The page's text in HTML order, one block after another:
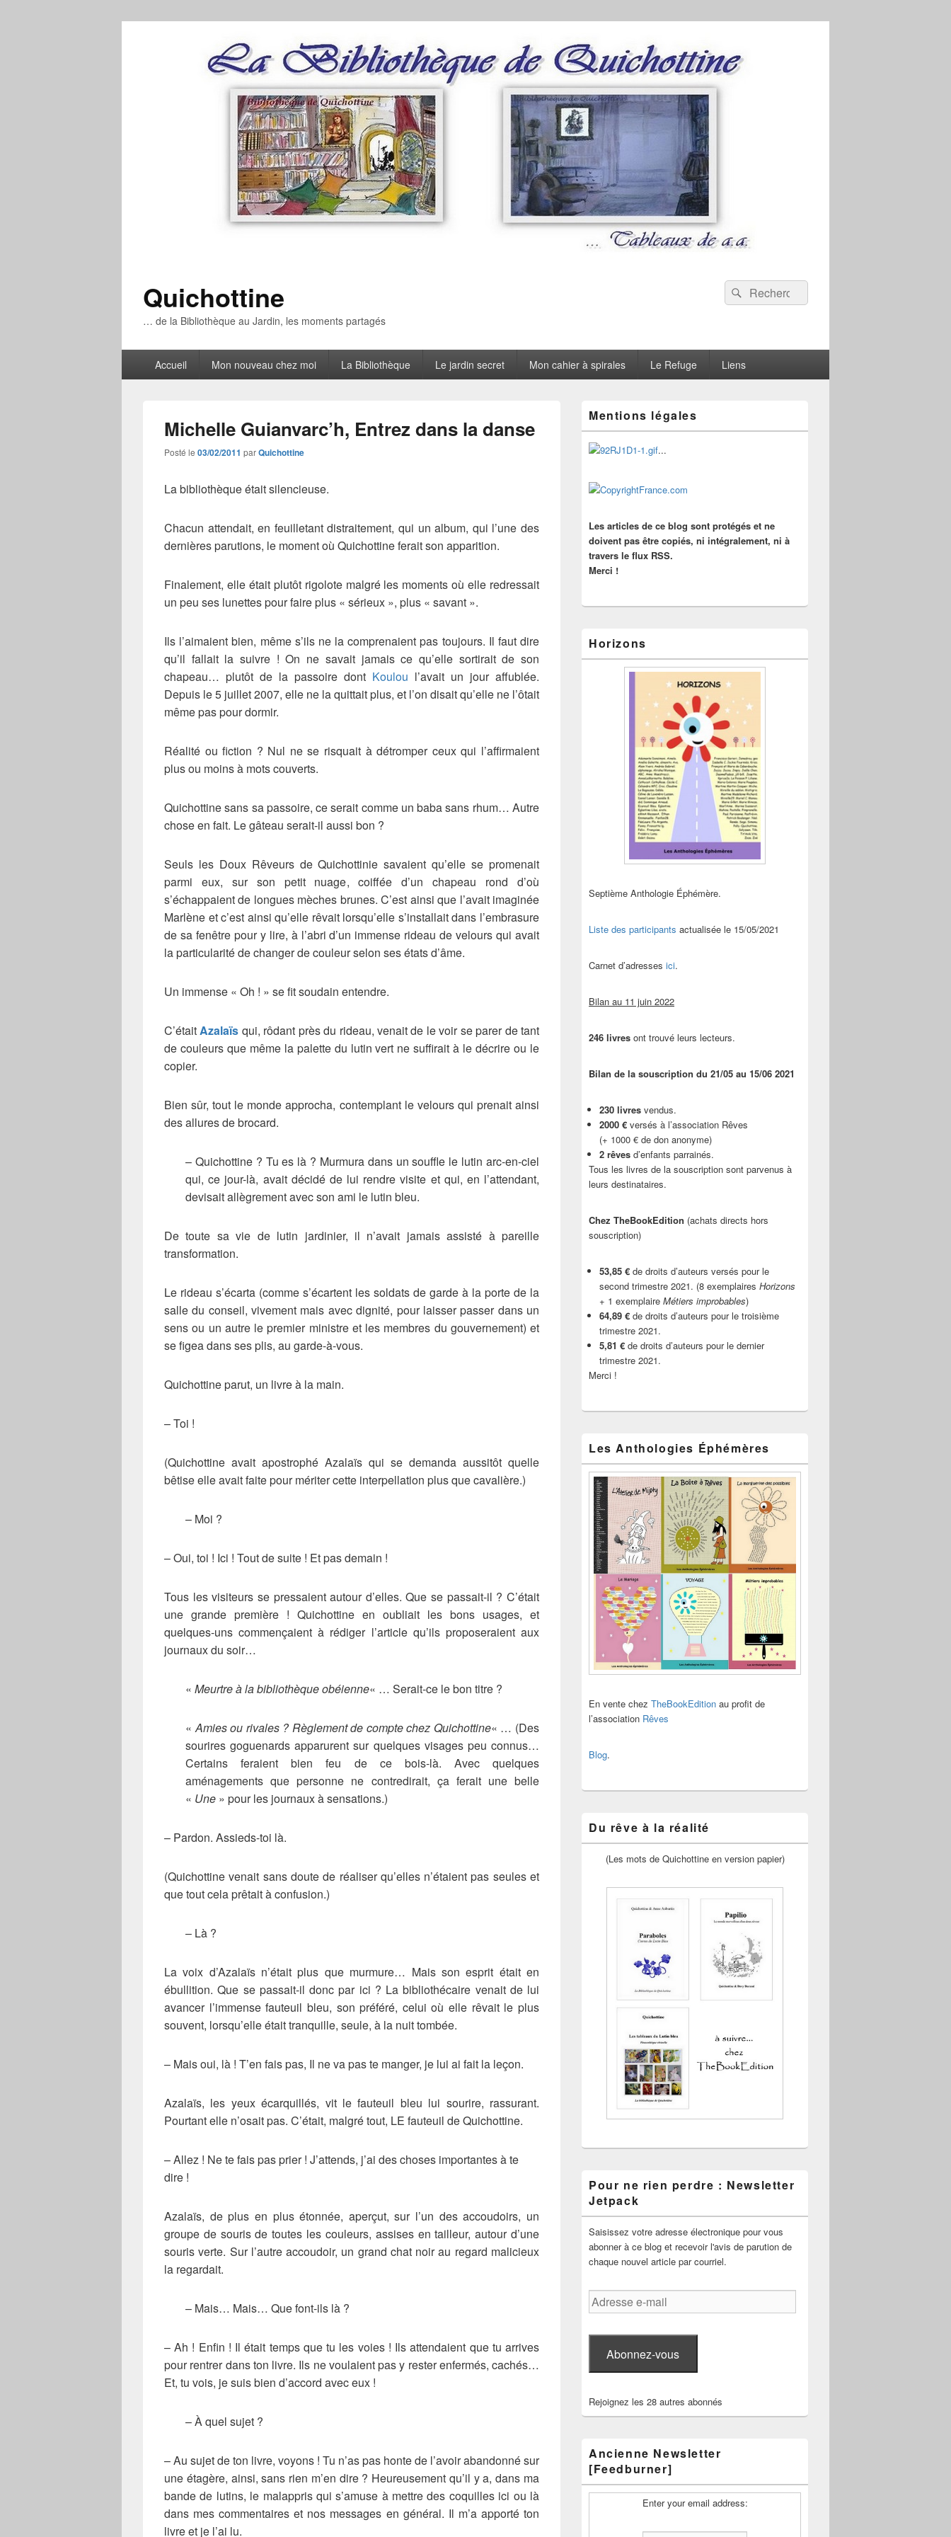
Quichottine
… de la Bibliothèque au Jardin, les moments partagés
Recherche :
Rechercher
principalAccueil Mon nouveau chez moi La Bibliothèque Le jardin secret Mon cahier à spirales Le Refuge Liens
Michelle Guianvarc’h, Entrez dans la danse
Posté le 03/02/2011 parQuichottine
La bibliothèque était silencieuse.
Chacun attendait, en feuilletant distraitement, qui un album, qui l’une des
dernières parutions, le moment où Quichottine ferait son apparition.
Finalement, elle était plutôt rigolote malgré les moments où elle redressait
un peu ses lunettes pour faire plus « sérieux », plus « savant ».
Ils l’aimaient bien, même s’ils ne la comprenaient pas toujours. Il faut dire
qu’il fallait la suivre ! On ne savait jamais ce qu’elle sortirait de son
chapeau… plutôt de la passoire dont Koulou l’avait un jour affublée.
Depuis le 5 juillet 2007, elle ne la quittait plus, et l’on disait qu’elle ne l’ôtait
même pas pour dormir.
Réalité ou fiction ? Nul ne se risquait à détromper ceux qui l’affirmaient
plus ou moins à mots couverts.
Quichottine sans sa passoire, ce serait comme un baba sans rhum… Autre
chose en fait. Le gâteau serait-il aussi bon ?
Seuls les Doux Rêveurs de Quichottinie savaient qu’elle se promenait
parmi eux, sur son petit nuage, coiffée d’un chapeau rond d’où
s’échappaient de longues mèches brunes. C’est ainsi que l’avait imaginée
Marlène et c’est ainsi qu’elle rêvait lorsqu’elle s’installait dans l’embrasure
de sa fenêtre pour y lire, à l’abri d’un immense rideau de velours qui avait
la particularité de changer de couleur selon ses états d’âme.
Un immense « Oh ! » se fit soudain entendre.
C’étaitAzalaïs qui, rôdant près du rideau, venait de le voir se parer de tant
de couleurs que même la palette du lutin vert ne suffirait à le décrire ou le
copier.
Bien sûr, tout le monde approcha, contemplant le velours qui prenait ainsi
des allures de brocard.
– Quichottine ? Tu es là ? Murmura dans un souffle le lutin arc-en-ciel
qui, ce jour-là, avait décidé de lui rendre visite et qui, en l’attendant,
devisait allègrement avec son ami le lutin bleu.
De toute sa vie de lutin jardinier, il n’avait jamais assisté à pareille
transformation.
Le rideau s’écarta (comme s’écartent les soldats de garde à la porte de la
salle du conseil, vivement mais avec dignité, pour laisser passer dans un
sens ou un autre le premier ministre et les membres du gouvernement) et
se figea dans ses plis, au garde-à-vous.
Quichottine parut, un livre à la main.
– Toi !
(Quichottine avait apostrophé Azalaïs qui se demanda aussitôt quelle
bêtise elle avait faite pour mériter cette interpellation plus que cavalière.)
– Moi ?
– Oui, toi ! Ici ! Tout de suite ! Et pas demain !
Tous les visiteurs se pressaient autour d’elles. Que se passait-il ? C’était
une grande première ! Quichottine en oubliait les bons usages, et
quelques-uns commençaient à rédiger l’article qu’ils proposeraient aux
journaux du soir…
« Meurtre à la bibliothèque obéienne« … Serait-ce le bon titre ?
«Amies ou rivales ? Règlement de compte chez Quichottine« … (Des
sourires goguenards apparurent sur quelques visages peu connus…
Certains feraient bien feu de ce bois-là. Avec quelques
aménagements que personne ne contredirait, ça ferait une belle
« Une » pour les journaux à sensations.)
– Pardon. Assieds-toi là.
(Quichottine venait sans doute de réaliser qu’elles n’étaient pas seules et
que tout cela prêtait à confusion.)
– Là ?
La voix d’Azalaïs n’était plus que murmure… Mais son esprit était en
ébullition. Que se passait-il donc par ici ? La bibliothécaire venait de lui
avancer l’immense fauteuil bleu, son préféré, celui où elle rêvait le plus
souvent, lorsqu’elle était tranquille, seule, à la nuit tombée.
– Mais oui, là ! T’en fais pas, Il ne va pas te manger, je lui ai fait la leçon.
Azalaïs, les yeux écarquillés, vit le fauteuil bleu lui sourire, rassurant.
Pourtant elle n’osait pas. C’était, malgré tout, LE fauteuil de Quichottine.
– Allez ! Ne te fais pas prier ! J’attends, j’ai des choses importantes à te
dire !
Azalaïs, de plus en plus étonnée, aperçut, sur l’un des accoudoirs, un
groupe de souris de toutes les couleurs, assises en tailleur, autour d’une
souris verte. Sur l’autre accoudoir, un grand chat noir au regard malicieux
la regardait.
– Mais… Mais… Que font-ils là ?
– Ah ! Enfin ! Il était temps que tu les voies ! Ils attendaient que tu arrives
pour rentrer dans ton livre. Ils ne voulaient pas y rester enfermés, cachés…
Et, tu vois, je suis bien d’accord avec eux !
– À quel sujet ?
– Au sujet de ton livre, voyons ! Tu n’as pas honte de l’avoir abandonné sur
une étagère, ainsi, sans rien m’en dire ? Heureusement qu’il y a, dans ma
bande de lutins, le malappris qui s’amuse à mettre des coquilles ici ou là
dans mes commentaires et nos messages en général. Il m’a apporté ton
livre et je l’ai lu.
principale
de
widget
pour
barre
latérale
Mentions légales
...
Les articles de ce blog sont protégés et ne
doivent pas être copiés, ni intégralement, ni à
travers le flux RSS.
Merci !
Horizons
Septième Anthologie Éphémère.
Liste des participants actualisée le 15/05/2021
Carnet d’adresses ici.
Bilan au 11 juin 2022
246 livres ont trouvé leurs lecteurs.
Bilan de la souscription du 21/05 au 15/06 2021
230 livres vendus.
2000 € versés à l’association Rêves
(+ 1000 € de don anonyme)
2 rêves d’enfants parrainés.
Tous les livres de la souscription sont parvenus à
leurs destinataires.
Chez TheBookEdition (achats directs hors
souscription)
53,85 € de droits d’auteurs versés pour le
second trimestre 2021. (8 exemplaires Horizons
+ 1 exemplaire Métiers improbables)
64,89 € de droits d’auteurs pour le troisième
trimestre 2021.
5,81 € de droits d’auteurs pour le dernier
trimestre 2021.
Merci !
Les Anthologies Éphémères
En vente chez TheBookEdition au profit de
l’association Rêves
Blog.
Du rêve à la réalité
(Les mots de Quichottine en version papier)
Pour ne rien perdre : Newsletter
Jetpack
Saisissez votre adresse électronique pour vous
abonner à ce blog et recevoir l'avis de parution de
chaque nouvel article par courriel.
Adresse
e-
Abonnez-vous
Rejoignez les 28 autres abonnés
Ancienne Newsletter
[Feedburner]
Enter your email address: